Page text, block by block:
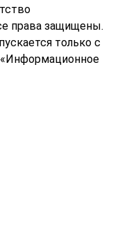
права защищены.
только с